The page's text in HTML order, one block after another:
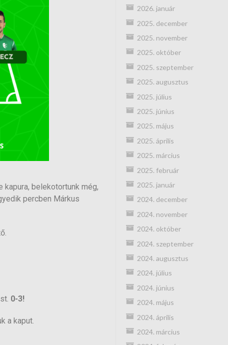
belekotortunk még,
percben Márkus
0-3!
a kaput.
2026. január
2025. december
2025. november
2025. október
2025. szeptember
2025. augusztus
2025. július
2025. június
2025. május
2025. április
2025. március
2025. február
2025. január
2024. december
2024. november
2024. október
2024. szeptember
2024. augusztus
2024. július
2024. június
2024. május
2024. április
2024. március